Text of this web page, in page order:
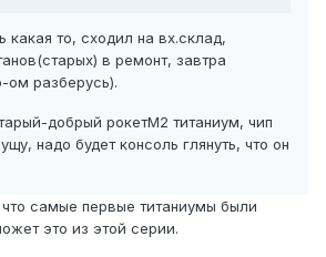
какая то, сходил на вх.склад,
в ремонт, завтра
ом разберусь).
добрый рокетМ2 титаниум, чип
надо будет консоль глянуть, что он
самые первые титаниумы были
это из этой серии.